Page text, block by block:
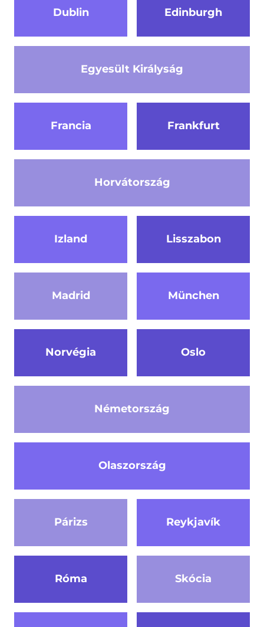
Dublin Edinburgh
Egyesült Királyság
Francia Frankfurt
Horvátország
Izland Lisszabon
Madrid München
Norvégia
Németország
Olaszország
Oslo
Párizs Reykjavík
Róma Skócia